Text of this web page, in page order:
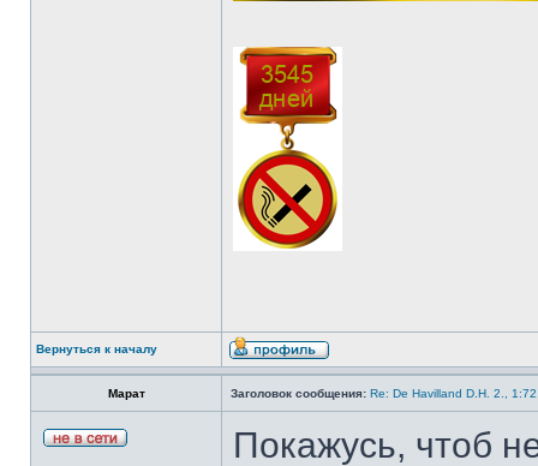
Вернуться к началу
Марат Заголовок сообщения: Re: De Havilland D.H. 2.,
Покажусь, чтоб